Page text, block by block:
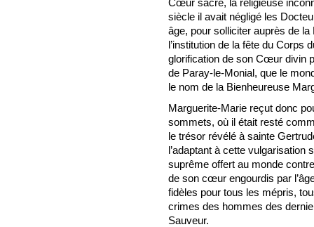
Cœur sacré, la religieuse
siècle il avait négligé les
âge, pour solliciter auprès de
l’institution de la fête du Corps
glorification de son Cœur divin
de Paray-le-Monial, que le
le nom de la Bienheureuse
Marguerite-Marie reçut donc
sommets, où il était resté
le trésor révélé à sainte
l’adaptant à cette
suprême offert au monde
de son cœur engourdis par
fidèles pour tous les mépris,
crimes des hommes des
Sauveur.